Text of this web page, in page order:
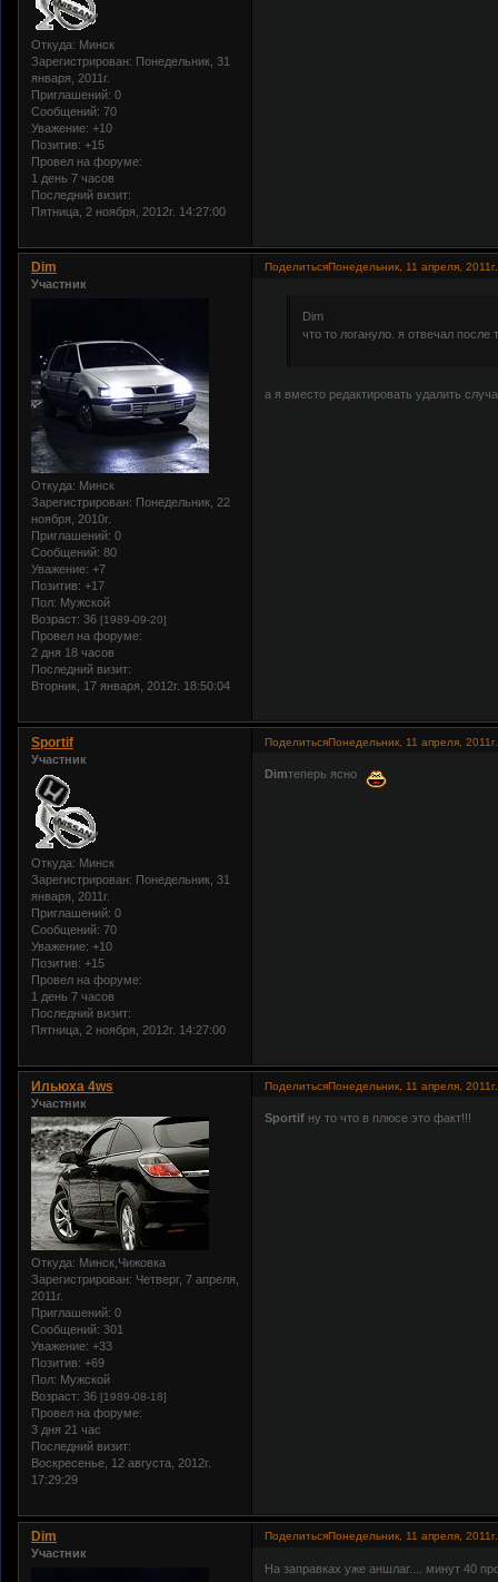
Откуда: Минск
Зарегистрирован: Понедельник, 31
января, 2011г.
Приглашений: 0
Сообщений: 70
Уважение: +10
Позитив: +15
Провел на форуме:
1 день 7 часов
Последний визит:
Пятница, 2 ноября, 2012г. 14:27:00
ПоделитьсяПонедельник, 11 апреля,
Dim
Участник
Откуда: Минск
Зарегистрирован: Понедельник, 22
ноября, 2010г.
Приглашений: 0
Сообщений: 80
Уважение: +7
Позитив: +17
Пол: Мужской
Возраст: 36 [1989-09-20]
Провел на форуме:
2 дня 18 часов
Последний визит:
Вторник, 17 января, 2012г. 18:50:04
Dim
что то логануло. я отвечал
а я вместо редактировать удалить
ПоделитьсяПонедельник, 11 апреля,
Sportif
Участник
Откуда: Минск
Зарегистрирован: Понедельник, 31
января, 2011г.
Приглашений: 0
Сообщений: 70
Уважение: +10
Позитив: +15
Провел на форуме:
1 день 7 часов
Последний визит:
Пятница, 2 ноября, 2012г. 14:27:00
Dimтеперь ясно
ПоделитьсяПонедельник, 11 апреля,
Ильюха 4ws
Участник
Откуда: Минск,Чижовка
Зарегистрирован: Четверг, 7 апреля,
2011г.
Приглашений: 0
Сообщений: 301
Уважение: +33
Позитив: +69
Пол: Мужской
Возраст: 36 [1989-08-18]
Провел на форуме:
3 дня 21 час
Последний визит:
Воскресенье, 12 августа, 2012г.
17:29:29
Sportif ну то что в плюсе это факт!!!
ПоделитьсяПонедельник, 11 апреля,
Dim
Участник
На заправках уже аншлаг.... минут 40